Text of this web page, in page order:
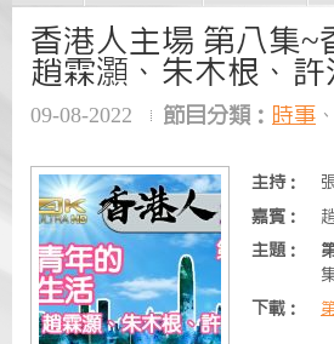
香港人主場 第八集~
趙霖灝、朱木根、許
09-08-2022 節目分類： 時事 、
主持：
嘉賓：
主題：
下載：